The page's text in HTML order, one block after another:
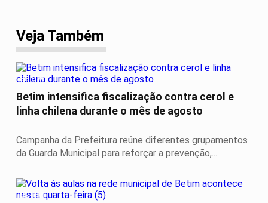
Veja Também
BETIM
Betim intensifica fiscalização contra cerol e
linha chilena durante o mês de agosto
Campanha da Prefeitura reúne diferentes grupamentos
da Guarda Municipal para reforçar a prevenção,...
BETIM